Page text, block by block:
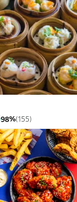
98%(155)